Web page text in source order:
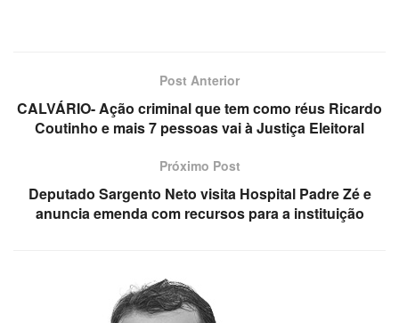
Post Anterior
CALVÁRIO- Ação criminal que tem como réus Ricardo
Coutinho e mais 7 pessoas vai à Justiça Eleitoral
Próximo Post
Deputado Sargento Neto visita Hospital Padre Zé e
anuncia emenda com recursos para a instituição